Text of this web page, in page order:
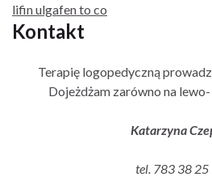
lifin ulgafen to co
Kontakt
Terapię logopedyczną
Dojeżdżam zarówno na
Katarzyna
tel. 783 38 25